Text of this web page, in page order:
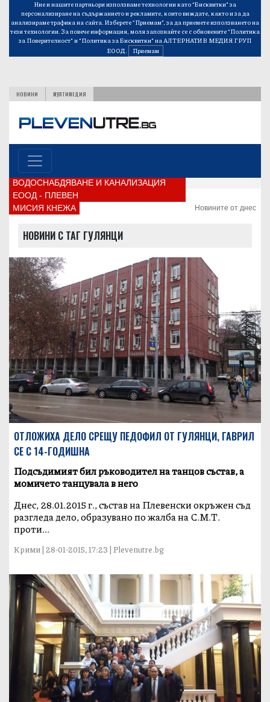
Ние и нашите партньори използваме технологии като “Бисквитки” за
персонализиране на съдържанието и рекламите, които виждате, както и за да
анализираме трафика на сайта. Изберете “Приемам”, за да приемете използването на
тези технологии. За повече информация, моля запознайте се с обновените“Политика
за Поверителност”и“Политика за Бисквитки”на АЛТЕРНАТИВ МЕДИЯ ГРУП
ЕООД.
Приемам
НОВИНИ МУЛТИМЕДИЯ
ВОДОСНАБДЯВАНЕ И КАНАЛИЗАЦИЯ
ЕООД - ПЛЕВЕН
МИСИЯ КНЕЖА
Новините от днес
НОВИНИ С ТАГ ГУЛЯНЦИ
ОТЛОЖИХА ДЕЛО СРЕЩУ ПЕДОФИЛ ОТ ГУЛЯНЦИ, ГАВРИЛ
СЕ С 14-ГОДИШНА
Подсъдимият бил ръководител на танцов състав, а
момичето танцувала в него
Днес, 28.01.2015 г., състав на Плевенски окръжен съд
разгледа дело, образувано по жалба на С.М.Т.
проти...
Крими | 28-01-2015, 17:23 | Plevenutre.bg